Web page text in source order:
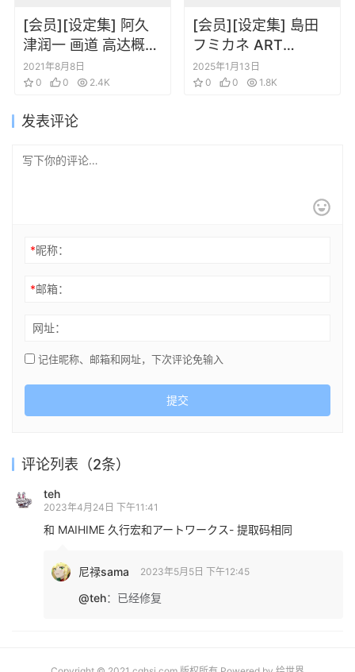
[会员][设定集] 阿久
津润一 画道 高达概念
原画集机体线稿插画
2021年8月8日
0
0 2.4K
[会员][设定集] 島田
フミカネ ART
WORKS EXTRA
Luminous
2025年1月13日
0
0 1.8K
发表评论
*昵称：
*邮箱：
网址：
记住昵称、邮箱和网址，下次评论免输入
提交
评论列表（2条）
teh
2023年4月24日 下午11:41
和 MAIHIME 久行宏和アートワークス- 提取码相同
尼禄sama 2023年5月5日 下午12:45
@teh： 已经修复